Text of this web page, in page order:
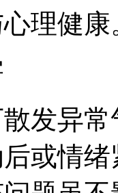
理健康
发异
或情